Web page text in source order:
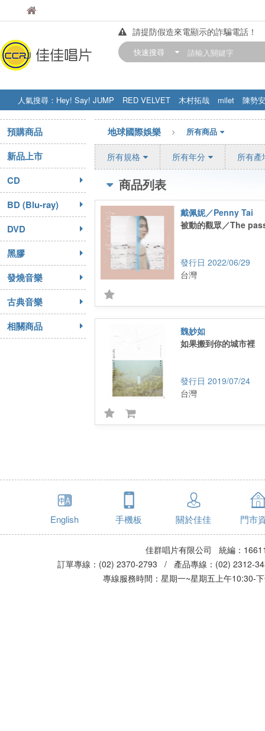
佳佳唱片
請提防假造來電顯示的詐騙電話！
【中華門市營業時間調整公告】
快速搜尋
人氣搜尋： Hey! Say! JUMP RED VELVET 木村拓哉 milet
陳勢安
STRAY KIDS
盧廣仲 周杰伦
預購商品
新品上市
CD
BD (Blu-ray)
DVD
黑膠
發燒音樂
古典音樂
相關商品
地球國際娛樂 所有商品
所有規格 所有年分 所有產
商品列表
戴佩妮／Penny Tai
被動的觀眾／The
2022/06/29
台灣
魏妙如
如果搬到你的城市裡
2019/07/24
台灣
English 手機板 關於佳佳 門市
佳群唱片有限公司 統編：
訂單專線：(02) 2370-2793 / 產品專線：(02)
專線服務時間：星期一~星期五上午10:30-